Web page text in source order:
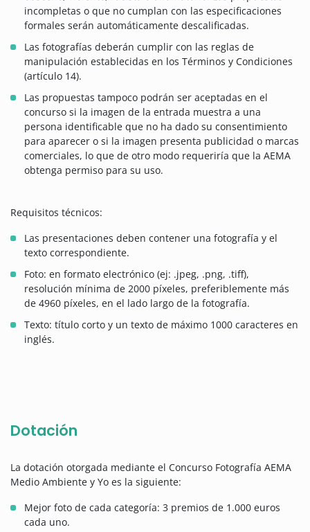
incompletas o que no cumplan con las especificaciones
formales serán automáticamente descalificadas.
Las fotografías deberán cumplir con las reglas de
manipulación establecidas en los Términos y Condiciones
(artículo 14).
Las propuestas tampoco podrán ser aceptadas en el
concurso si la imagen de la entrada muestra a una
persona identificable que no ha dado su consentimiento
para aparecer o si la imagen presenta publicidad o marcas
comerciales, lo que de otro modo requeriría que la AEMA
obtenga permiso para su uso.
Requisitos técnicos:
Las presentaciones deben contener una fotografía y el
texto correspondiente.
Foto: en formato electrónico (ej: .jpeg, .png, .tiff),
resolución mínima de 2000 píxeles, preferiblemente más
de 4960 píxeles, en el lado largo de la fotografía.
Texto: título corto y un texto de máximo 1000 caracteres en
inglés.
Dotación
La dotación otorgada mediante el Concurso Fotografía AEMA
Medio Ambiente y Yo es la siguiente:
Mejor foto de cada categoría: 3 premios de 1.000 euros
cada uno.